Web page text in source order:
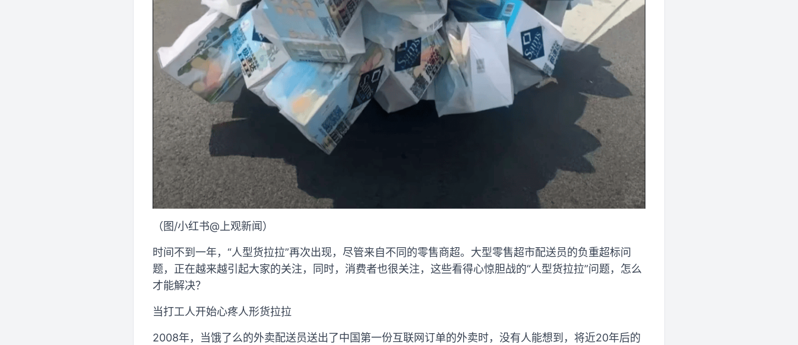
（图/小红书@上观新闻）
时间不到一年，“人型货拉拉”再次出现，尽管来自不同的零售商超。大型零售超市配送员的负重超标问
题，正在越来越引起大家的关注，同时，消费者也很关注，这些看得心惊胆战的“人型货拉拉”问题，怎么
才能解决？
当打工人开始心疼人形货拉拉
2008年，当饿了么的外卖配送员送出了中国第一份互联网订单的外卖时，没有人能想到，将近20年后的